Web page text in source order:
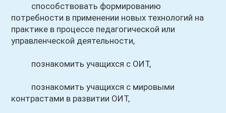
способствовать формированию
потребности в применении новых технологий на
практике в процессе педагогической или
управленческой деятельности,
познакомить учащихся с ОИТ,
познакомить учащихся с мировыми
контрастами в развитии ОИТ,